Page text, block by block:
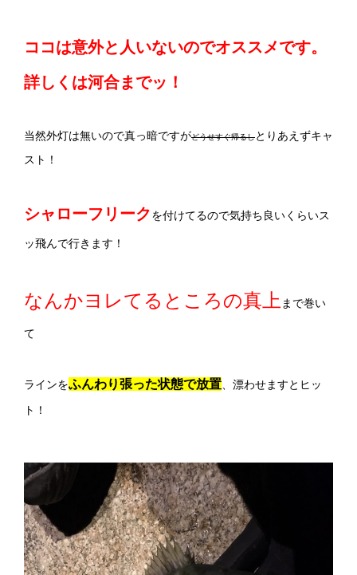
ココは意外と人いないのでオススメです。
詳しくは河合までッ！
当然外灯は無いので真っ暗ですがどうせすぐ帰るしとりあえずキャ
スト！
シャローフリークを付けてるので気持ち良いくらいス
ッ飛んで行きます！
なんかヨレてるところの真上 まで巻い
て
ラインをふんわり張った状態で放置 、漂わせますとヒッ
ト！